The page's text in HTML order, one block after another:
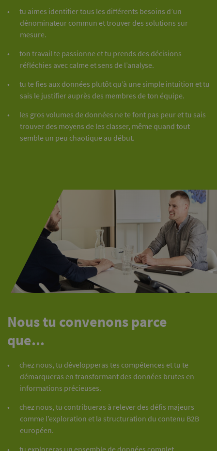
tu aimes identifier tous les différents besoins d’un
dénominateur commun et trouver des solutions sur
mesure.
ton travail te passionne et tu prends des décisions
réfléchies avec calme et sens de l’analyse.
tu te fies aux données plutôt qu’à une simple intuition et tu
sais le justifier auprès des membres de ton équipe.
les gros volumes de données ne te font pas peur et tu sais
trouver des moyens de les classer, même quand tout
semble un peu chaotique au début.
Nous tu convenons parce
que...
chez nous, tu développeras tes compétences et tu te
démarqueras en transformant des données brutes en
informations précieuses.
chez nous, tu contribueras à relever des défis majeurs
comme l’exploration et la structuration du contenu B2B
européen.
tu exploreras un ensemble de données complet